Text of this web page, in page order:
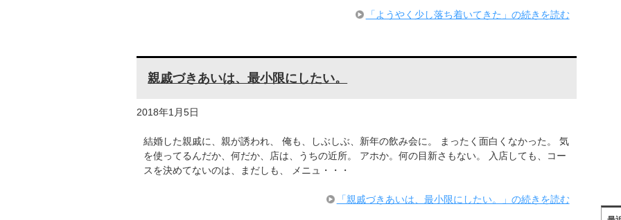
「ようやく少し落ち着いてきた」の続きを読む
親戚づきあいは、最小限にしたい。
2018年1月5日
結婚した親戚に、親が誘われ、 俺も、しぶしぶ、新年の飲み会に。 まったく面白くなかった。 気
を使ってるんだか、何だか、店は、うちの近所。 アホか。何の目新さもない。 入店しても、コー
スを決めてないのは、まだしも、 メニュ・・・
「親戚づきあいは、最小限にしたい。」の続きを読む